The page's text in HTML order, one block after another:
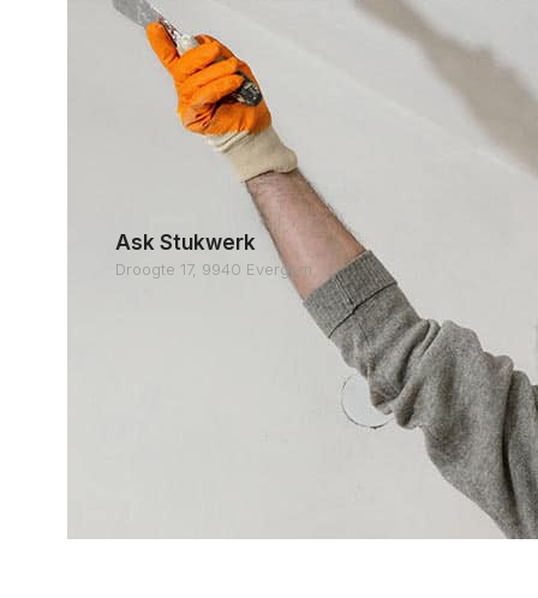
Ask Stukwerk
Droogte 17, 9940 Evergem